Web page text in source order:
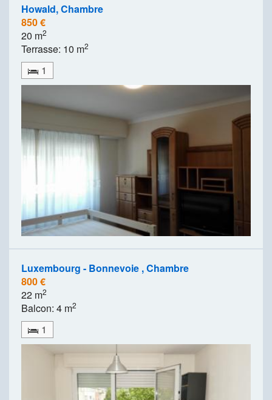
Howald, Chambre
850 €
20 m2
Terrasse: 10 m2
1
Luxembourg - Bonnevoie , Chambre
800 €
22 m2
Balcon: 4 m2
1